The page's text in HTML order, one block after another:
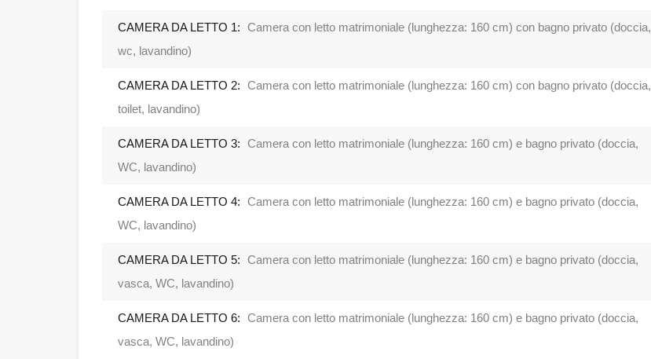
CAMERA DA LETTO 1: Camera con letto matrimoniale (lunghezza: 160 cm) con bagno privato (doccia,
wc, lavandino)
CAMERA DA LETTO 2: Camera con letto matrimoniale (lunghezza: 160 cm) con bagno privato (doccia,
toilet, lavandino)
CAMERA DA LETTO 3: Camera con letto matrimoniale (lunghezza: 160 cm) e bagno privato (doccia,
WC, lavandino)
CAMERA DA LETTO 4: Camera con letto matrimoniale (lunghezza: 160 cm) e bagno privato (doccia,
WC, lavandino)
CAMERA DA LETTO 5: Camera con letto matrimoniale (lunghezza: 160 cm) e bagno privato (doccia,
vasca, WC, lavandino)
CAMERA DA LETTO 6: Camera con letto matrimoniale (lunghezza: 160 cm) e bagno privato (doccia,
vasca, WC, lavandino)